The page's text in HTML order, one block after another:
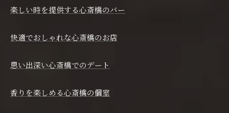
楽しい時を提供する心斎橋のバー
快適でおしゃれな心斎橋のお店
思い出深い心斎橋でのデート
香りを楽しめる心斎橋の個室